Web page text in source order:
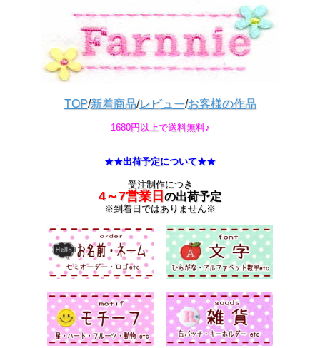
TOP/新着商品/レビュー/お客様の作品
1680円以上で送料無料♪
★★出荷予定について★★
受注制作につき
4～7営業日 の出荷予定
※到着日ではありません※